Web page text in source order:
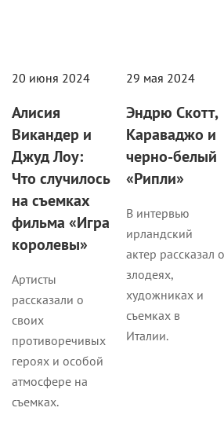
20 июня 2024
Алисия
Викандер и
Джуд Лоу:
Что случилось
на съемках
фильма «Игра
королевы»
Артисты
рассказали о
своих
противоречивых
героях и особой
атмосфере на
съемках.
29 мая 2024
Эндрю Скотт,
Караваджо и
черно-белый
«Рипли»
В интервью
ирландский
актер рассказал о
злодеях,
художниках и
съемках в
Италии.